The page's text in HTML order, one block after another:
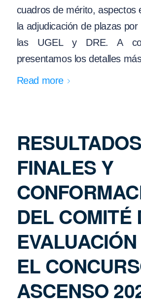
cuadros de mérito, aspectos
la adjudicación de plazas
las UGEL y DRE. A
presentamos los detalles
Read more
RESULTADOS
FINALES Y
DEL COMITÉ
EL
ASCENSO